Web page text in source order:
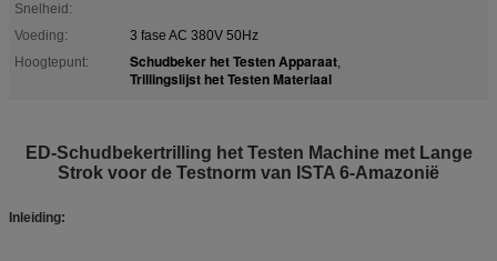
Snelheid:
Voeding:
3 fase AC 380V 50Hz
Hoogtepunt:
Schudbeker het Testen Apparaat,
Trillingslijst het Testen Materiaal
ED-Schudbekertrilling het Testen Machine met Lange
Strok voor de Testnorm van ISTA 6-Amazonië
Inleiding: